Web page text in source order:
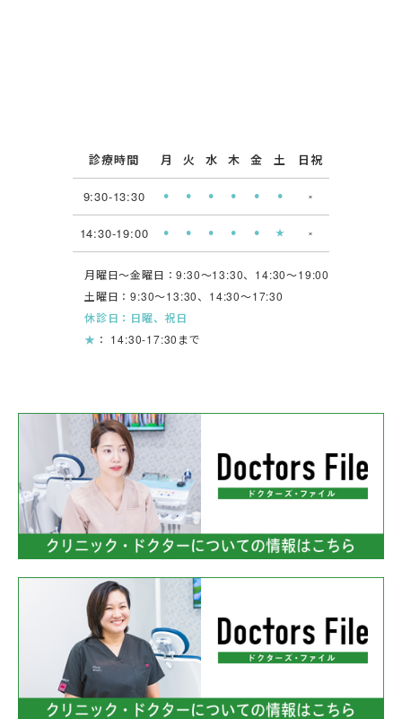
診療時間 月 火 水 木 金 土 日祝
9:30-13:30 ⚫︎ ⚫︎ ⚫︎ ⚫︎ ⚫︎ ⚫︎ ×
14:30-19:00 ⚫︎ ⚫︎ ⚫︎ ⚫︎ ⚫︎ ★ ×
月曜日〜金曜日：9:30〜13:30、14:30〜19:00
土曜日：9:30〜13:30、14:30〜17:30
休診日：日曜、祝日
★ ： 14:30-17:30まで